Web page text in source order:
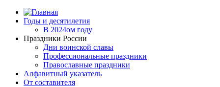
Годы и десятилетия
В 2024ом году
Праздники России
Дни воинской славы
Профессиональные праздники
Православные праздники
Алфавитный указатель
От составителя